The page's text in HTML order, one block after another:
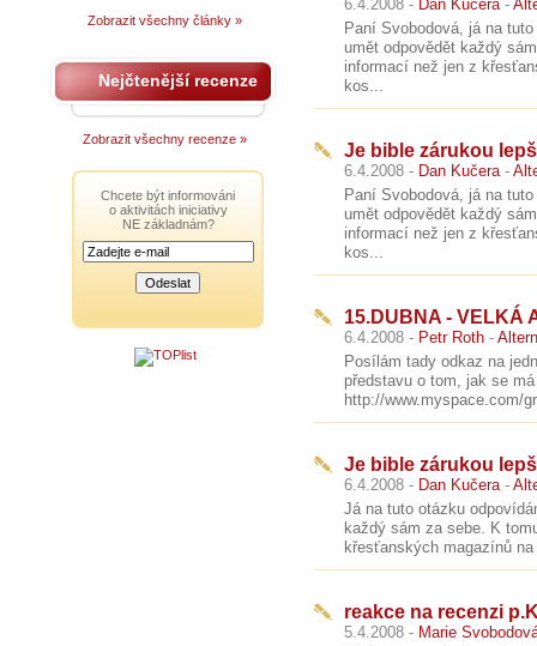
6.4.2008 - Dan Kučera-
Paní Svobodová, já na
umět odpovědět každý
informací než jen z
kos...
Je bible zárukou
6.4.2008 - Dan Kučera-
Paní Svobodová, já na
umět odpovědět každý
informací než jen z
kos...
15.DUBNA - VELKÁ
6.4.2008 - Petr Roth -
Posílám tady odkaz na
představu o tom, jak se
http://www.myspace.com/
Je bible zárukou
6.4.2008 - Dan Kučera-
Já na tuto otázku
každý sám za sebe. K
křesťanských magazínů
reakce na recenzi
5.4.2008 - Marie
Zobrazit všechny články »
Nejčtenější recenze
Zobrazit všechny recenze »
Chcete být informováni
o aktivitách iniciativy
NE základnám?